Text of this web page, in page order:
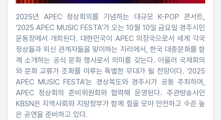
2025년 APEC 정상회의를 기념하는 대규모 K-POP 콘서트,
‘2025 APEC MUSIC FESTA’가 오는 10월 10일 금요일 경주시민
운동장에서 개최된다. 대한민국이 APEC 의장국으로서 세계 각국
정상들과 외신 관계자들을 맞이하는 자리에서, 한국 대중문화를 함
께 소개하는 공식 문화 행사로서 의미를 갖는다. 아울러 국제회의
와 문화 교류가 조화를 이루는 특별한 무대가 될 전망이다. ‘2025
APEC MUSIC FESTA’는 경상북도와 경주시가 공동 주최하며,
APEC 정상회의 준비위원회와 협력해 운영된다. 주관방송사인
KBSN은 지역사회와 지방정부가 함께 힘을 모아 안전하고 수준 높
은 공연을 준비하고 있다.